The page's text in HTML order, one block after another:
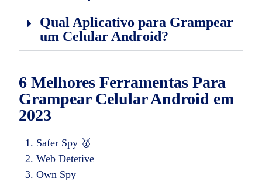
Qual Aplicativo para Grampear
um Celular Android?
6 Melhores Ferramentas Para
Grampear Celular Android em
2023
Safer Spy 🥇
Web Detetive
Own Spy